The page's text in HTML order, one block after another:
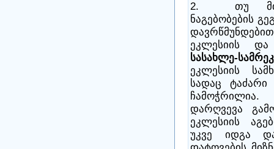
2. თუ
ნაგებობების
ეკლესიის
სასახლე-
ეკლესიის
სადაც ტაძარი
დარღვევა
ეკლესიის
უკვე იდგა